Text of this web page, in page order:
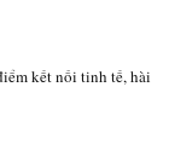
kết nối tinh tế, hài